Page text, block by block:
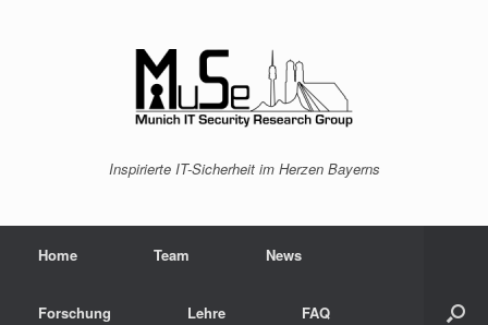
Inspirierte IT-Sicherheit im Herzen Bayerns
Home Team News
Forschung Lehre FAQ